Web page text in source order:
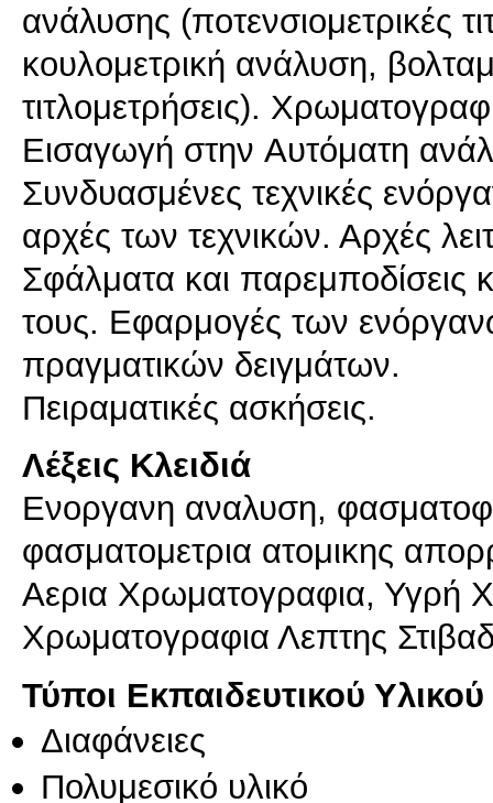
ανάλυσης (ποτενσιομετρικές
κουλομετρική ανάλυση,
τιτλομετρήσεις).
Εισαγωγή στην Aυτόματη
Συνδυασμένες τεχνικές
αρχές των τεχνικών. Αρχές
Σφάλματα και παρεμποδίσεις
τους. Εφαρμογές των
πραγματικών δειγμάτων.
Λέξεις Κλειδιά
Ενοργανη αναλυση,
φασματομετρια ατομικης
Αερια Χρωματογραφια, Υγρή
Χρωματογραφια Λεπτης
Τύποι Εκπαιδευτικού Υλικού
Διαφάνειες
Πολυμεσικό υλικό